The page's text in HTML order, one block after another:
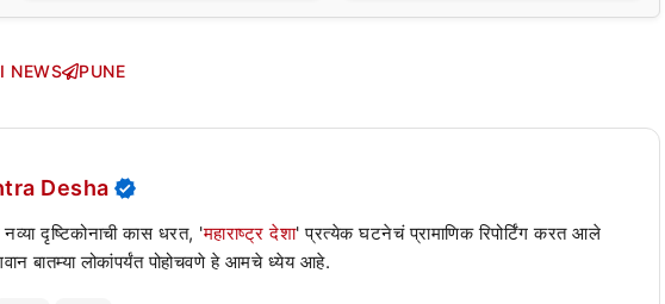
NEWS PUNE
Desha
दृष्टिकोनाची कास धरत, 'महाराष्ट्र देशा' प्रत्येक घटनेचं प्रामाणिक रिपोर्टिंग करत आले
बातम्या लोकांपर्यंत पोहोचवणे हे आमचे ध्येय आहे.